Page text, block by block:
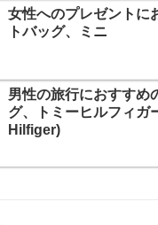
女性へのプレゼントに
トバッグ、ミニ
男性の旅行におすすめ
グ、トミーヒルフィガ
Hilfiger)